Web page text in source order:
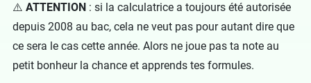
⚠️ ATTENTION : si la calculatrice a toujours été autorisée
depuis 2008 au bac, cela ne veut pas pour autant dire que
ce sera le cas cette année. Alors ne joue pas ta note au
petit bonheur la chance et apprends tes formules.